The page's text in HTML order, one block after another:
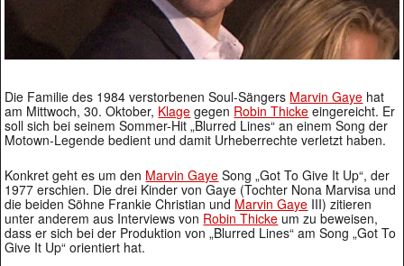
Die Familie des 1984 verstorbenen Soul-Sängers Marvin Gaye hat
am Mittwoch, 30. Oktober, Klage gegen Robin Thicke eingereicht. Er
soll sich bei seinem Sommer-Hit „Blurred Lines“ an einem Song der
Motown-Legende bedient und damit Urheberrechte verletzt haben.
Konkret geht es um den Marvin Gaye Song „Got To Give It Up“, der
1977 erschien. Die drei Kinder von Gaye (Tochter Nona Marvisa und
die beiden Söhne Frankie Christian und Marvin Gaye III) zitieren
unter anderem aus Interviews von Robin Thicke um zu beweisen,
dass er sich bei der Produktion von „Blurred Lines“ am Song „Got To
Give It Up“ orientiert hat.